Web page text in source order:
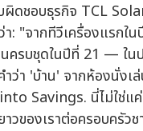
ดชอบธุรกิจ TCL
า: "จากทีวีเครื่องแรกใ
ครบชุดในปีที่ 21 — ในป
ำว่า 'บ้าน' จากห้องนั่งเ
Savings. นี่ไม่ใช่แ
วของเราต่อครอบครัวช